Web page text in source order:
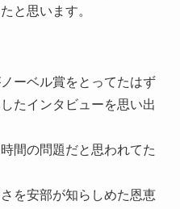
と思います。
ーベル賞をとってたはず
たインタビューを思い出
間の問題だと思われてた
を安部が知らしめた恩恵